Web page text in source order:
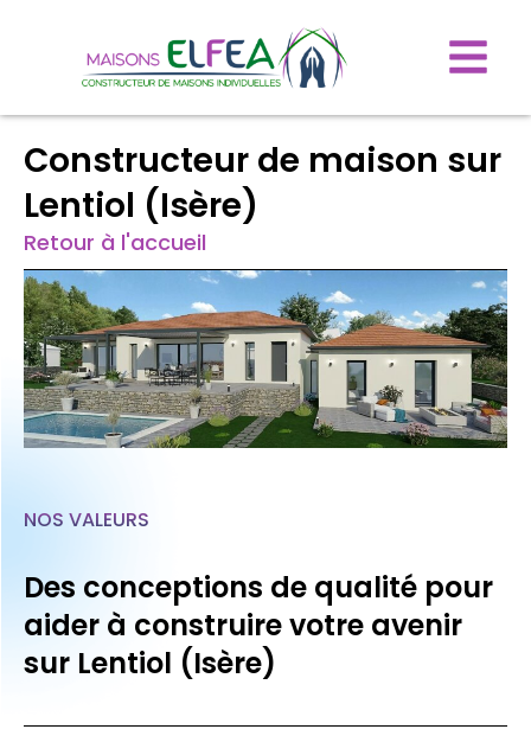
Constructeur de maison sur
Lentiol (Isère)
Retour à l'accueil
NOS VALEURS
Des conceptions de qualité pour
aider à construire votre avenir
sur Lentiol (Isère)